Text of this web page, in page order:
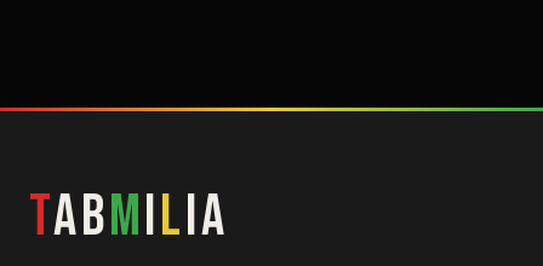
TABMiLiA